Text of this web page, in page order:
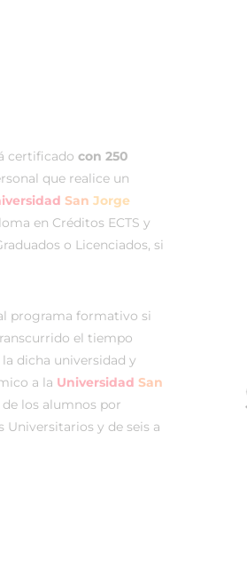
certificado con 250
que realice un
San Jorge
en Créditos ECTS y
o Licenciados, si
programa formativo si
el tiempo
dicha universidad y
a la Universidad San
de los alumnos por
Universitarios y de seis a